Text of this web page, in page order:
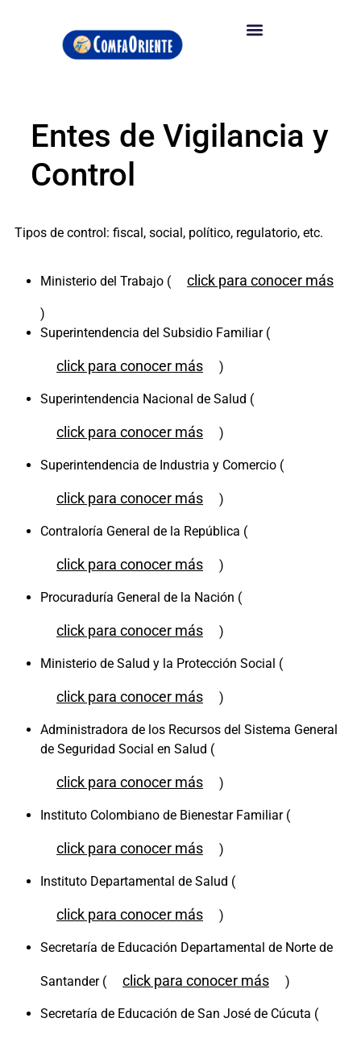
Entes de Vigilancia y
Control
Tipos de control: fiscal, social, político, regulatorio, etc.
Ministerio del Trabajo ( click para conocer más
)
Superintendencia del Subsidio Familiar (
click para conocer más )
Superintendencia Nacional de Salud (
click para conocer más )
Superintendencia de Industria y Comercio (
click para conocer más )
Contraloría General de la República (
click para conocer más )
Procuraduría General de la Nación (
click para conocer más )
Ministerio de Salud y la Protección Social (
click para conocer más )
Administradora de los Recursos del Sistema General
de Seguridad Social en Salud (
click para conocer más )
Instituto Colombiano de Bienestar Familiar (
click para conocer más )
Instituto Departamental de Salud (
click para conocer más )
Secretaría de Educación Departamental de Norte de
Santander ( click para conocer más )
Secretaría de Educación de San José de Cúcuta (